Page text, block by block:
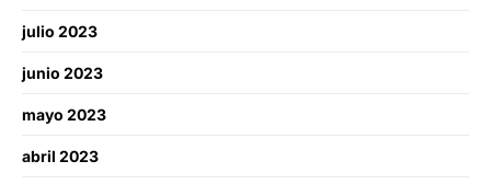
julio 2023
junio 2023
mayo 2023
abril 2023